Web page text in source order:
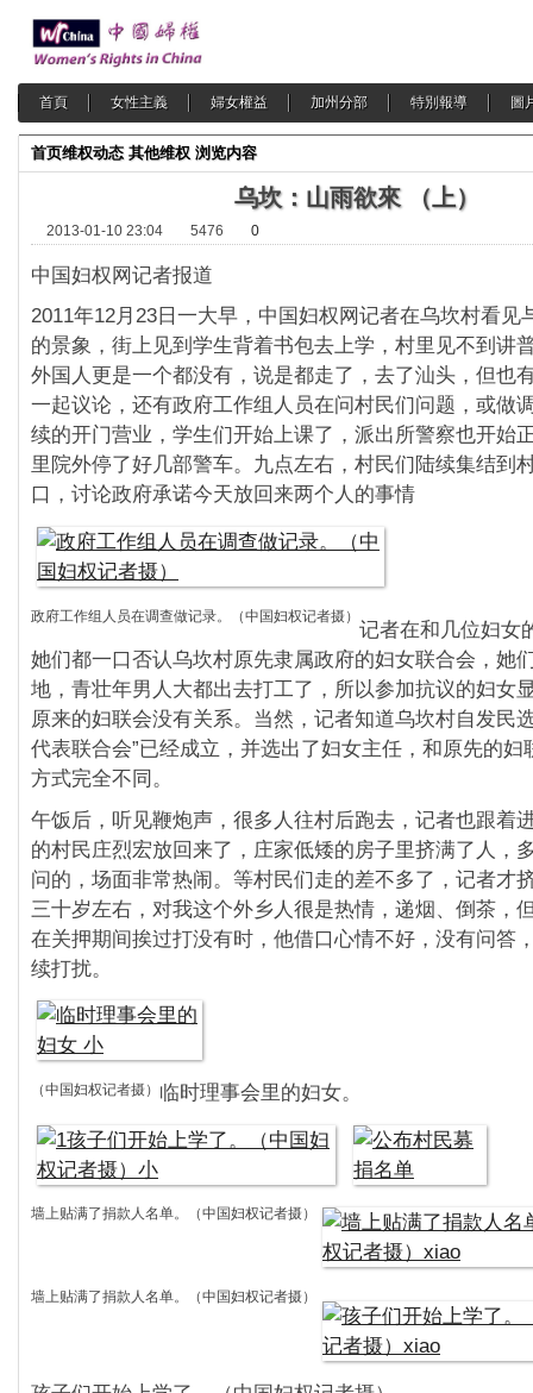
首頁 女性主義 婦女權益 加州分部 特別報導 圖
首页维权动态 其他维权 浏览内容
乌坎：山雨欲來 （上）
2013-01-10 23:04 5476 0
中国妇权网记者报道
2011年12月23日一大早，中国妇权网记者在乌坎村看见
的景象，街上见到学生背着书包去上学，村里见不到讲
外国人更是一个都没有，说是都走了，去了汕头，但也
一起议论，还有政府工作组人员在问村民们问题，或做
续的开门营业，学生们开始上课了，派出所警察也开始
里院外停了好几部警车。九点左右，村民们陆续集结到
口，讨论政府承诺今天放回来两个人的事情
政府工作组人员在调查做记录。（中国妇权记者摄）
记者在和几位妇女
她们都一口否认乌坎村原先隶属政府的妇女联合会，她
地，青壮年男人大都出去打工了，所以参加抗议的妇女
原来的妇联会没有关系。当然，记者知道乌坎村自发民
代表联合会”已经成立，并选出了妇女主任，和原先的妇
方式完全不同。
午饭后，听见鞭炮声，很多人往村后跑去，记者也跟着
的村民庄烈宏放回来了，庄家低矮的房子里挤满了人，
问的，场面非常热闹。等村民们走的差不多了，记者才
三十岁左右，对我这个外乡人很是热情，递烟、倒茶，
在关押期间挨过打没有时，他借口心情不好，没有问答
续打扰。
临时理事会里的妇女。
（中国妇权记者摄）
墙上贴满了捐款人名单。（中国妇权记者摄）
墙上贴满了捐款人名单。（中国妇权记者摄）